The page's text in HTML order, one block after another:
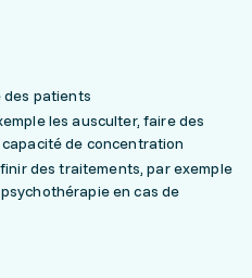
des patients
les ausculter, faire des
de concentration
des traitements, par exemple
en cas de